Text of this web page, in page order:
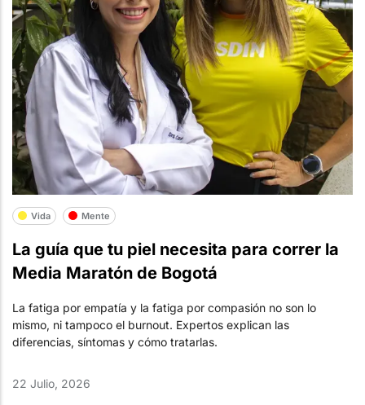
Vida Mente
La guía que tu piel necesita para correr la
Media Maratón de Bogotá
La fatiga por empatía y la fatiga por compasión no son lo
mismo, ni tampoco el burnout. Expertos explican las
diferencias, síntomas y cómo tratarlas.
22 Julio, 2026